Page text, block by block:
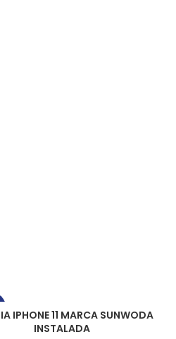
IPHONE 11 MARCA SUNWODA
INSTALADA